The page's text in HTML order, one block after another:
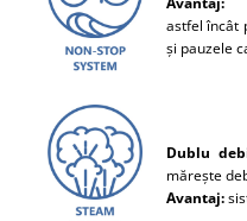
astfel încât
și pauzele
Dublu
mărește
Avantaj: